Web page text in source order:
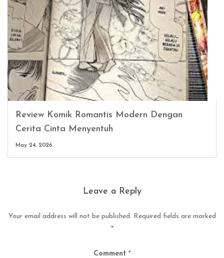
Review Komik Romantis Modern Dengan
Cerita Cinta Menyentuh
May 24, 2026
Leave a Reply
Your email address will not be published. Required fields are marked
*
Comment *